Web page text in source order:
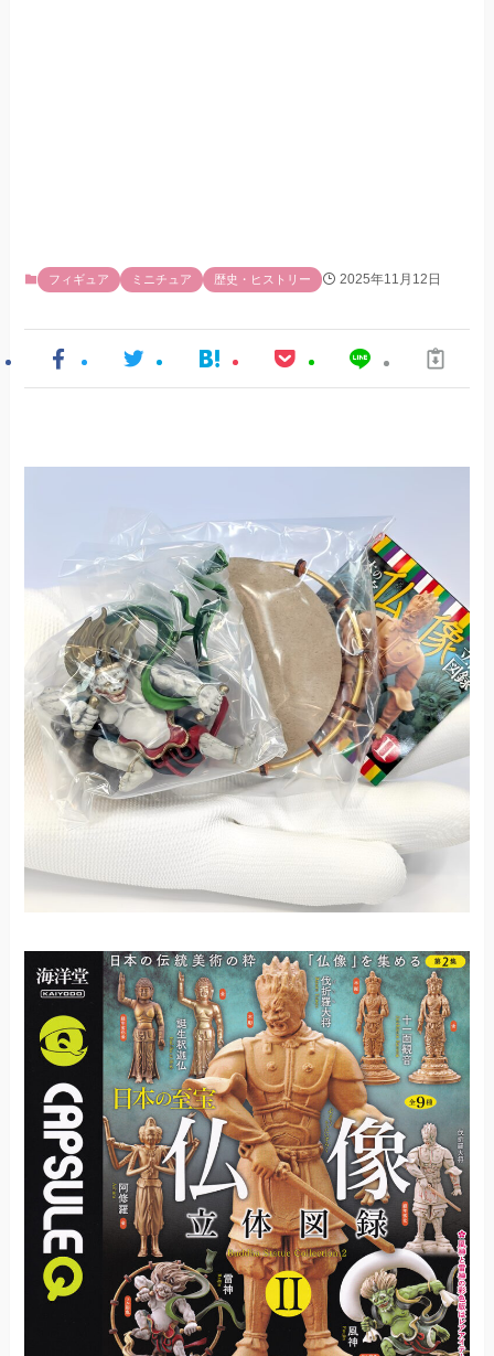
フィギュア ミニチュア 歴史・ヒストリー 2025年11月12日